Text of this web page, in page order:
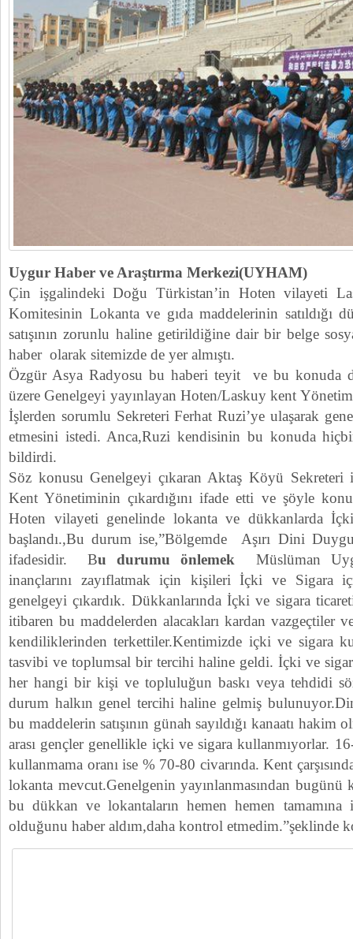
Uygur Haber ve Araştırma Merkezi(UYHAM)
Çin işgalindeki Doğu Türkistan’in Hoten vilayeti
Komitesinin Lokanta ve gıda maddelerinin satıldığı
satışının zorunlu haline getirildiğine dair bir belge
haber olarak sitemizde de yer almıştı.
Özgür Asya Radyosu bu haberi teyit ve bu konuda
üzere Genelgeyi yayınlayan Hoten/Laskuy kent
İşlerden sorumlu Sekreteri Ferhat Ruzi’ye ulaşarak
etmesini istedi. Anca,Ruzi kendisinin bu konuda
bildirdi.
Söz konusu Genelgeyi çıkaran Aktaş Köyü
Kent Yönetiminin çıkardığını ifade etti ve şöyle
Hoten vilayeti genelinde lokanta ve dükkanlarda
başlandı.,Bu durum ise,”Bölgemde Aşırı Dini
ifadesidir. Bu durumu önlemek Müslüman
inançlarını zayıflatmak için kişileri İçki ve Sigara
genelgeyi çıkardık. Dükkanlarında İçki ve sigara
itibaren bu maddelerden alacakları kardan vazgeçtiler
kendiliklerinden terkettiler.Kentimizde içki ve sigara
tasvibi ve toplumsal bir tercihi haline geldi. İçki ve
her hangi bir kişi ve topluluğun baskı veya tehdidi
durum halkın genel tercihi haline gelmiş
bu maddelerin satışının günah sayıldığı kanaatı
arası gençler genellikle içki ve sigara kullanmıyorlar.
kullanmama oranı ise % 70-80 civarında. Kent
lokanta mevcut.Genelgenin yayınlanmasından
bu dükkan ve lokantaların hemen hemen
olduğunu haber aldım,daha kontrol etmedim.”şeklinde